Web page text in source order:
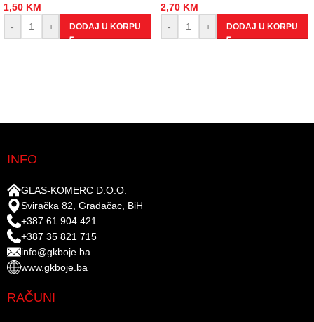
1,50 KM
-
+ DODAJ U KORPU
2,70 KM
-
+ DODAJ U KORPU
INFO
GLAS-KOMERC D.O.O.
Sviračka 82, Gradačac, BiH
+387 61 904 421
+387 35 821 715
info@gkboje.ba
www.gkboje.ba
RAČUNI